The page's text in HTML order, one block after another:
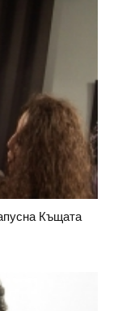
Къщата